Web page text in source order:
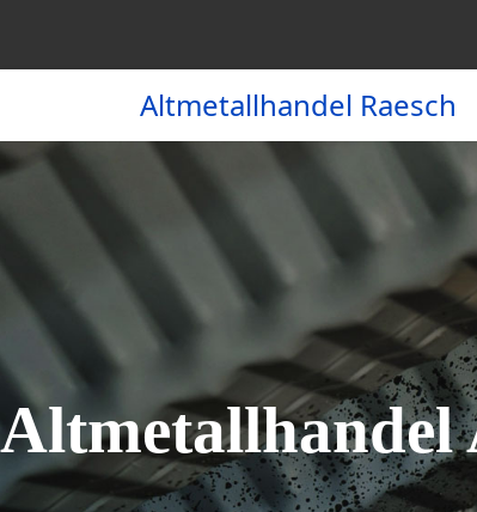
Altmetallhandel Raesch
Altmetallhandel